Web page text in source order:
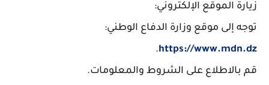
زيارة الموقع الإلكتروني:
توجه إلى موقع وزارة الدفاع الوطني:
https://www.mdn.dz
.
قم بالاطلاع على الشروط والمعلومات.